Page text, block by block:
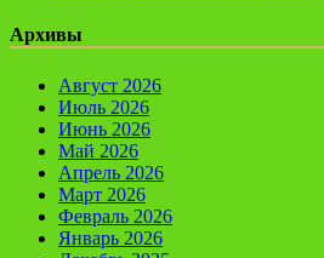
Архивы
Август 2026
Июль 2026
Июнь 2026
Май 2026
Апрель 2026
Март 2026
Февраль 2026
Январь 2026